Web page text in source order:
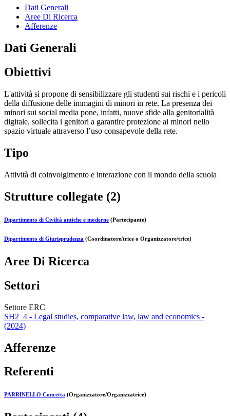
Dati Generali
Aree Di Ricerca
Afferenze
Dati Generali
Obiettivi
L'attività si propone di sensibilizzare gli studenti sui rischi e i pericoli
della diffusione delle immagini di minori in rete. La presenza dei
minori sui social media pone, infatti, nuove sfide alla genitorialità
digitale, sollecita i genitori a garantire protezione ai minori nello
spazio virtuale attraverso l’uso consapevole della rete.
Tipo
Attività di coinvolgimento e interazione con il mondo della scuola
Strutture collegate (2)
Dipartimento di Civiltà antiche e moderne (Partecipante)
Dipartimento di Giurisprudenza (Coordinatore/trice o Organizzatore/trice)
Aree Di Ricerca
Settori
Settore ERC
SH2_4 - Legal studies, comparative law, law and economics -
(2024)
Afferenze
Referenti
PARRINELLO Concetta (Organizzatore/Organizzatrice)